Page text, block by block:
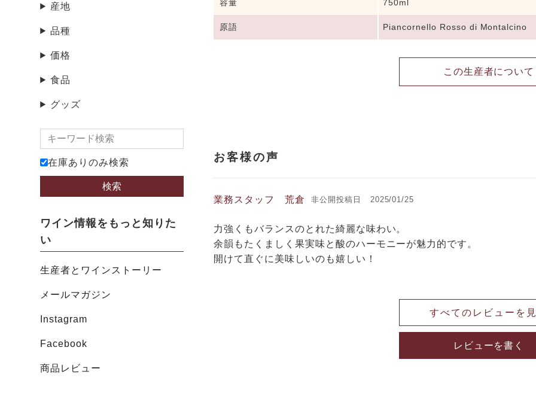
産地
品種
価格
食品
グッズ
在庫ありのみ検索
検索
ワイン情報をもっと知りた
い
生産者とワインストーリー
メールマガジン
Instagram
Facebook
商品レビュー
容量 750ml
原語 Piancornello Rosso di Montalcino
この生産者について
業務スタッフ 荒倉 非公開 投稿日 2025/01/25
力強くもバランスのとれた綺麗な味わい。
余韻もたくましく果実味と酸のハーモニーが魅力的です。
開けて直ぐに美味しいのも嬉しい！
すべてのレビューを
レビューを書く